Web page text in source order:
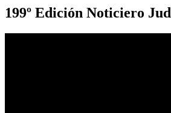
199º Edición Noticiero